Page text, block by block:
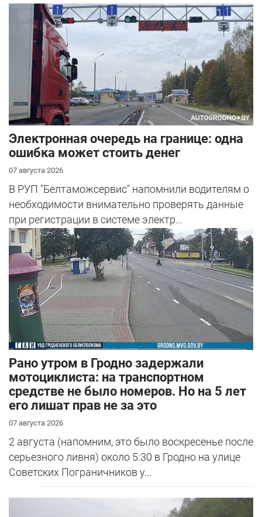
Электронная очередь на границе: одна
ошибка может стоить денег
07 августа 2026
В РУП "Белтаможсервис" напомнили водителям о
необходимости внимательно проверять данные
при регистрации в системе электр...
Рано утром в Гродно задержали
мотоциклиста: на транспортном
средстве не было номеров. Но на 5 лет
его лишат прав не за это
07 августа 2026
2 августа (напомним, это было воскресенье после
серьезного ливня) около 5:30 в Гродно на улице
Советских Пограничников у...